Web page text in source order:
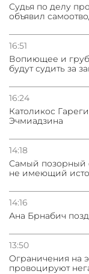
Судья по делу
объявил
16:51
Вопиющее и
будут судить за
16:24
Католикос
Эчмиадзина
14:18
Самый позорный
не имеющий
14:16
Ана Брнабич
13:50
Oграничения на
провоцируют